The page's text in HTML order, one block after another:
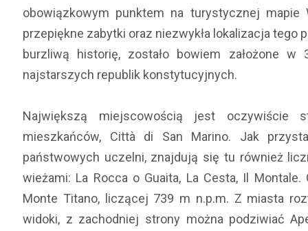
obowiązkowym punktem na turystycznej
przepiękne zabytki oraz niezwykła lokalizacja tego
burzliwą historię, zostało bowiem założone
najstarszych republik konstytucyjnych.
Największą miejscowością jest oczywiście
mieszkańców, Città di San Marino. Jak
państwowych uczelni, znajdują się tu również
wieżami: La Rocca o Guaita, La Cesta, Il
Monte Titano, liczącej 739 m n.p.m. Z miasta
widoki, z zachodniej strony można podziwiać